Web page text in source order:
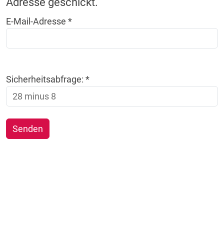
E-Mail-Adresse *
Sicherheitsabfrage: *
Senden